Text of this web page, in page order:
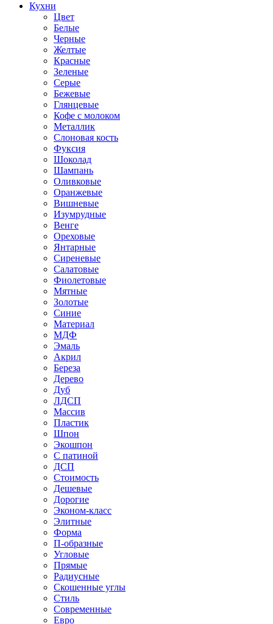
Кухни
Цвет
Белые
Черные
Желтые
Красные
Зеленые
Серые
Бежевые
Глянцевые
Кофе с молоком
Металлик
Слоновая кость
Фуксия
Шоколад
Шампань
Оливковые
Оранжевые
Вишневые
Изумрудные
Венге
Ореховые
Янтарные
Сиреневые
Салатовые
Фиолетовые
Мятные
Золотые
Синие
Материал
МДФ
Эмаль
Акрил
Береза
Дерево
Дуб
ЛДСП
Массив
Пластик
Шпон
Экошпон
С патиной
ДСП
Стоимость
Дешевые
Дорогие
Эконом-класс
Элитные
Форма
П-образные
Угловые
Прямые
Радиусные
Скошенные углы
Стиль
Современные
Евро